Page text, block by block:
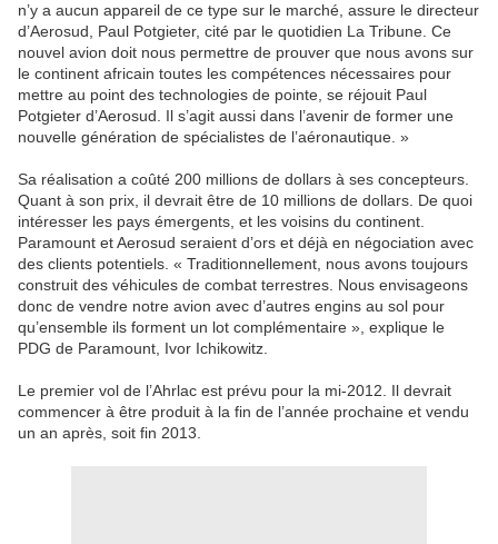
n’y a aucun appareil de ce type sur le marché, assure le directeur
d’Aerosud, Paul Potgieter, cité par le quotidien La Tribune. Ce
nouvel avion doit nous permettre de prouver que nous avons sur
le continent africain toutes les compétences nécessaires pour
mettre au point des technologies de pointe, se réjouit Paul
Potgieter d’Aerosud. Il s’agit aussi dans l’avenir de former une
nouvelle génération de spécialistes de l’aéronautique. »
Sa réalisation a coûté 200 millions de dollars à ses concepteurs.
Quant à son prix, il devrait être de 10 millions de dollars. De quoi
intéresser les pays émergents, et les voisins du continent.
Paramount et Aerosud seraient d’ors et déjà en négociation avec
des clients potentiels. « Traditionnellement, nous avons toujours
construit des véhicules de combat terrestres. Nous envisageons
donc de vendre notre avion avec d’autres engins au sol pour
qu’ensemble ils forment un lot complémentaire », explique le
PDG de Paramount, Ivor Ichikowitz.
Le premier vol de l’Ahrlac est prévu pour la mi-2012. Il devrait
commencer à être produit à la fin de l’année prochaine et vendu
un an après, soit fin 2013.